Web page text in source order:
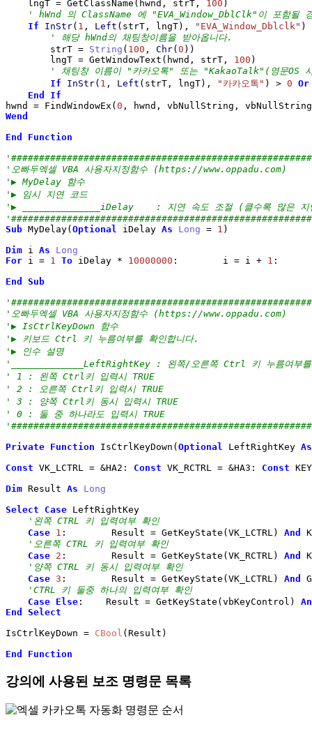
    lngT
= GetClassName ( hwnd, strT, 100 )
' hWnd 의 ClassName 에 "EVA_Window_DblClk"이 포함될
If
InStr( 1 , Left ( strT, lngT) , "EVA_Window_Dblclk" )
' 해당 hWnd의 채팅창이름을 받아옵니다.
        strT
= String ( 100 , Chr( 0 ) )
        lngT
= GetWindowText ( hwnd, strT, 100 )
' 채팅창 이름이 "카카오톡" 또는 "KakaoTalk"(영문OS
If
InStr( 1 , Left ( strT, lngT) , "카카오톡" ) > 0 Or
End
If
hwnd = FindWindowEx ( 0 , hwnd, vbNullString, vbNullString
Wend
End
Function
'오빠두엑셀 VBA 사용자지정함수 (https://www.oppadu.com)
'▶ MyDelay 함수
'▶ 임시 지연 코드
'▶ ______________iDelay    : 지연 속도 조절 (클수록 많은
Sub MyDelay( Optional iDelay As Long = 1 )
Dim i As
Long
For i = 1 To iDelay * 10000000 :        i = i + 1
End
Sub
'오빠두엑셀 VBA 사용자지정함수 (https://www.oppadu.com)
'▶ IsCtrlKeyDown 함수
'▶ 키보드 Ctrl 키 누름여부를 확인합니다.
'▶ 인수 설명
'_____________LeftRightKey : 왼쪽/오른쪽 Ctrl 키 누름여부를
' 1 : 왼쪽 Ctrl키 입력시 TRUE
' 2 : 오른쪽 Ctrl키 입력시 TRUE
' 3 : 양쪽 Ctrl키 동시 입력시 TRUE
' 0 : 둘 중 하나라도 입력시 TRUE
Private Function IsCtrlKeyDown ( Optional LeftRightKey As
Const VK_LCTRL = &HA2: Const VK_RCTRL = &HA3: Const
Dim Result As
Long
Select
Case LeftRightKey
'왼쪽 CTRL 키 입력여부 확인
Case 1 :        Result = GetKeyState ( VK_LCTRL ) And
'오른쪽 CTRL 키 입력여부 확인
Case 2 :        Result = GetKeyState ( VK_RCTRL ) And
'양쪽 CTRL 키 동시 입력여부 확인
Case 3 :        Result = GetKeyState ( VK_LCTRL ) And
'CTRL 키 둘중 하나의 입력여부 확인
Case Else :    Result = GetKeyState ( vbKeyControl )
End
Select
IsCtrlKeyDown = CBool ( Result )
End
Function
강의에 사용된 보조 명령문 목록